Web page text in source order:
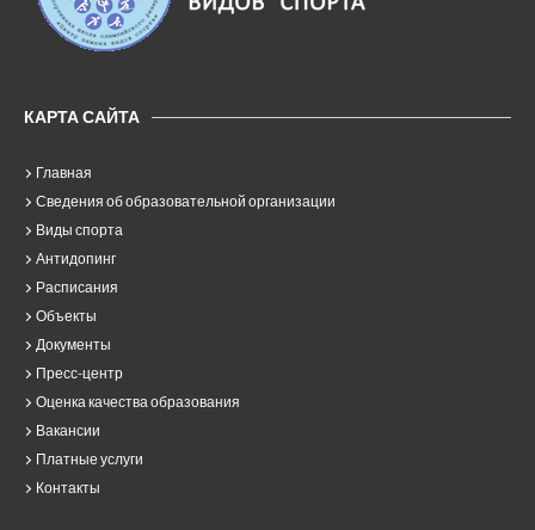
КАРТА САЙТА
Главная
Сведения об образовательной организации
Виды спорта
Антидопинг
Расписания
Объекты
Документы
Пресс-центр
Оценка качества образования
Вакансии
Платные услуги
Контакты